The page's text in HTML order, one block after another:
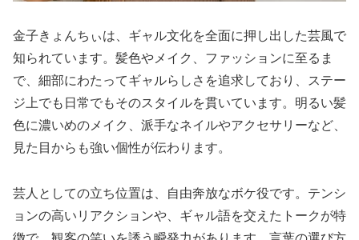
金子きょんちぃは、ギャル文化を全面に押し出した芸風で
知られています。髪色やメイク、ファッションに至るま
で、細部にわたってギャルらしさを追求しており、ステー
ジ上でも日常でもそのスタイルを貫いています。明るい髪
色に濃いめのメイク、派手なネイルやアクセサリーなど、
見た目からも強い個性が伝わります。
芸人としての立ち位置は、自由奔放なボケ役です。テンシ
ョンの高いリアクションや、ギャル語を交えたトークが特